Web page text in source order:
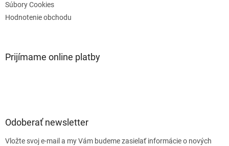
Súbory Cookies
Hodnotenie obchodu
Prijímame online platby
Odoberať newsletter
Vložte svoj e-mail a my Vám budeme zasielať informácie o nových